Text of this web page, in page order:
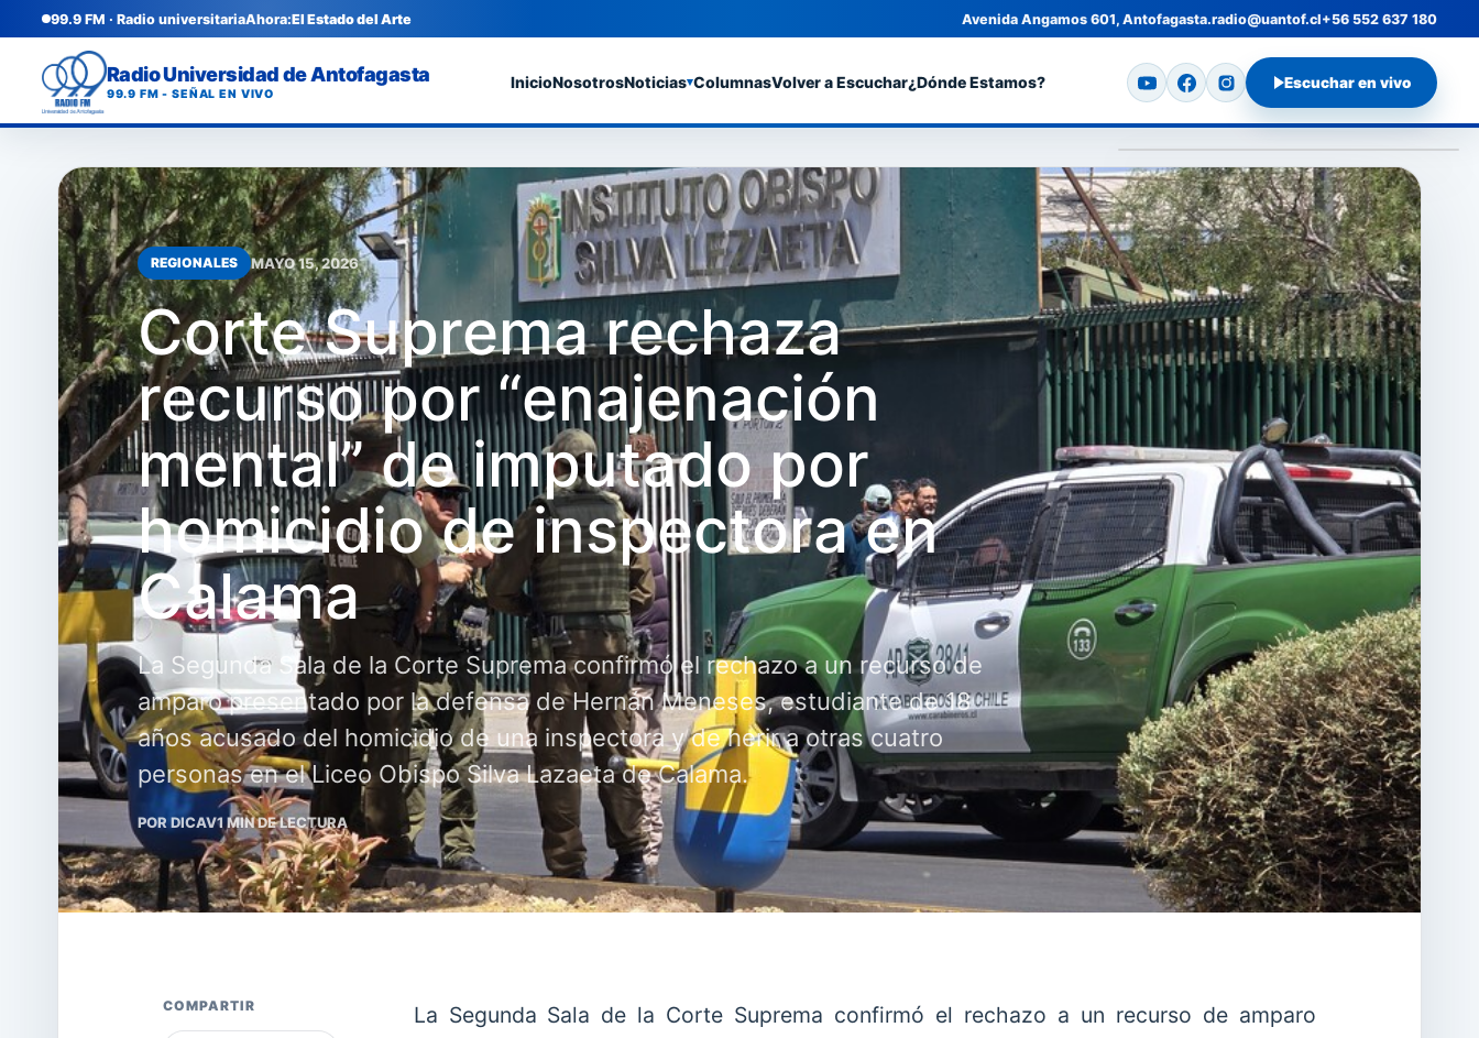
99.9 FM · Radio universitariaAhora:El Estado del Arte Avenida Angamos 601, Antofagasta.radio@uantof.cl+56 552 637 180
Radio Universidad de Antofagasta
99.9 FM - SEÑAL EN VIVO
InicioNosotrosNoticias▾ColumnasVolver a Escuchar¿Dónde Estamos? Escuchar en vivo
REGIONALES MAYO 15, 2026
Corte Suprema rechaza
recurso por “enajenación
mental” de imputado por
homicidio de inspectora en
Calama
La Segunda Sala de la Corte Suprema confirmó el rechazo a un recurso de
amparo presentado por la defensa de Hernán Meneses, estudiante de 18
años acusado del homicidio de una inspectora y de herir a otras cuatro
personas en el Liceo Obispo Silva Lazaeta de Calama.
POR DICAV1 MIN DE LECTURA
COMPARTIR
La Segunda Sala de la Corte Suprema confirmó el rechazo a un recurso de amparo